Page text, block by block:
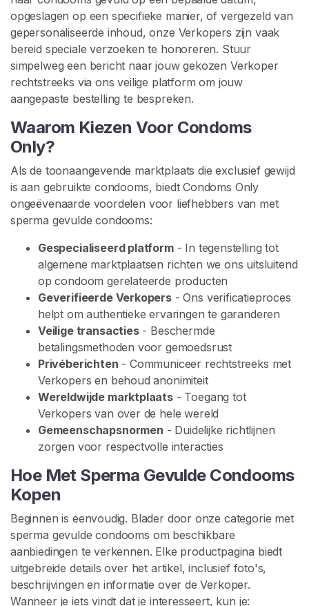
opgeslagen op een specifieke manier, of vergezeld van
gepersonaliseerde inhoud, onze Verkopers zijn vaak
bereid speciale verzoeken te honoreren. Stuur
simpelweg een bericht naar jouw gekozen Verkoper
rechtstreeks via ons veilige platform om jouw
aangepaste bestelling te bespreken.
Waarom Kiezen Voor Condoms
Only?
Als de toonaangevende marktplaats die exclusief gewijd
is aan gebruikte condooms, biedt Condoms Only
ongeëvenaarde voordelen voor liefhebbers van met
sperma gevulde condooms:
Gespecialiseerd platform- In tegenstelling tot
algemene marktplaatsen richten we ons uitsluitend
op condoom gerelateerde producten
Geverifieerde Verkopers- Ons verificatieproces
helpt om authentieke ervaringen te garanderen
Veilige transacties- Beschermde
betalingsmethoden voor gemoedsrust
Privéberichten - Communiceer rechtstreeks met
Verkopers en behoud anonimiteit
Wereldwijde marktplaats- Toegang tot
Verkopers van over de hele wereld
Gemeenschapsnormen - Duidelijke richtlijnen
zorgen voor respectvolle interacties
Hoe Met Sperma Gevulde Condooms
Kopen
Beginnen is eenvoudig. Blader door onze categorie met
sperma gevulde condooms om beschikbare
aanbiedingen te verkennen. Elke productpagina biedt
uitgebreide details over het artikel, inclusief foto's,
beschrijvingen en informatie over de Verkoper.
Wanneer je iets vindt dat je interesseert, kun je:
C
o
n
t
a
c
t
/